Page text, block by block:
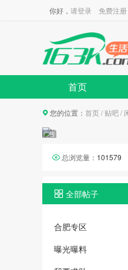
你好， 请登录 免费注册
首页
您的位置： 首页/ 贴吧/
总浏览量： 101579
全部帖子
合肥专区
曝光曝料